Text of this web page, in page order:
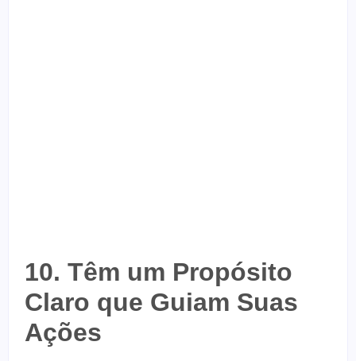
10. Têm um Propósito
Claro que Guiam Suas
Ações